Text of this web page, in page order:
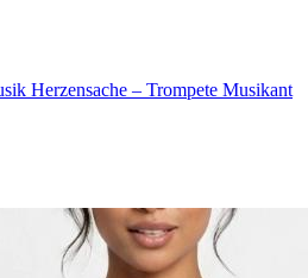
Herzensache – Trompete Musikant